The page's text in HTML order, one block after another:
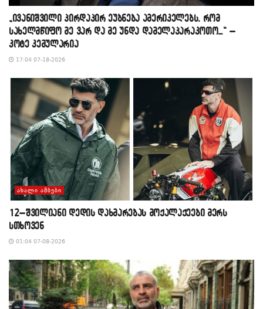
„ივანიშვილი პირდაპირ ეუბნება ამერიკელებს, რომ
სახელმწიფო მე ვარ და მე უნდა დამელაპარაკოთო…“ –
კოტე კემულარია
17:04 07-18-2026
ᲐᲮᲐᲚᲘ ᲐᲛᲑᲔᲑᲘ
12–შვილიანი დედის დახმარებას მოქალაქეები მერს
სთხოვენ
01:04 07-08-2026